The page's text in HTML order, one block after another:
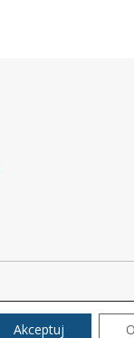
Akceptuj